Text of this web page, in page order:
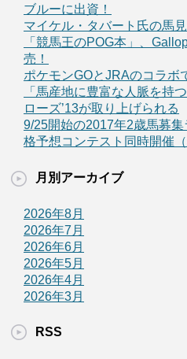
ブルーに出資！
マイケル・タバート氏の馬見
「競馬王のPOG本」、
売！
ポケモンGOとJRAのコラボ
「馬産地に豊富な人脈を持
ローズ’13が取り上げられる
9/25開始の2017年2歳馬募
格予想コンテスト同時開催（
月別アーカイブ
2026年8月
2026年7月
2026年6月
2026年5月
2026年4月
2026年3月
RSS